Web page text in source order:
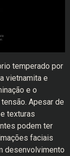
temperado por
vietnamita e
e o
Apesar de
texturas
podem ter
faciais
desenvolvimento